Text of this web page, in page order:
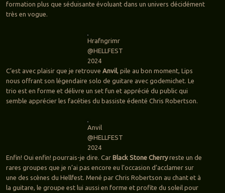
formation plus que séduisante évoluant dans un univers décidément
très en vogue.
Hrafngrimr
@HELLFEST
2024
C’est avec plaisir que je retrouve Anvil, pile au bon moment, Lips
nous offrant son légendaire solo de guitare avec godemichet. Le
trio est en forme et délivre un set fun et apprécié du public qui
semble apprécier les facéties du bassiste édenté Chris Robertson.
Anvil
@HELLFEST
2024
Enfin! Oui enfin! pourrais-je dire. Car Black Stone Cherryreste un de
rares groupes que je n’ai pas encore eu l’occasion d’acclamer sur
une des scènes du Hellfest. Mené par Chris Robertson au chant et à
la guitare, le groupe est lui aussi en forme et profite du soleil pour